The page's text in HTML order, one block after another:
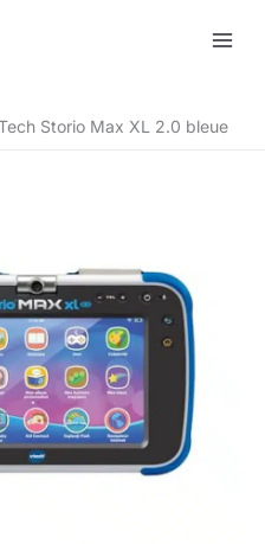
Storio Max XL 2.0 bleue